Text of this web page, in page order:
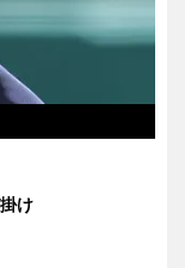
け